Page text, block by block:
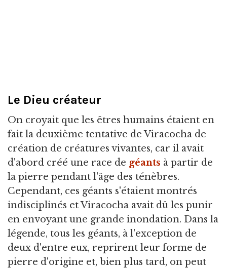
Le Dieu créateur
On croyait que les êtres humains étaient en
fait la deuxième tentative de Viracocha de
création de créatures vivantes, car il avait
d'abord créé une race de géants à partir de
la pierre pendant l'âge des ténèbres.
Cependant, ces géants s'étaient montrés
indisciplinés et Viracocha avait dû les punir
en envoyant une grande inondation. Dans la
légende, tous les géants, à l'exception de
deux d'entre eux, reprirent leur forme de
pierre d'origine et, bien plus tard, on peut